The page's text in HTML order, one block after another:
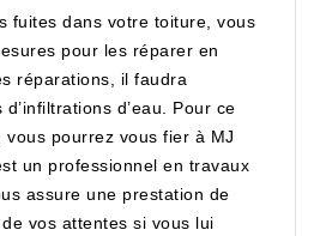
fuites dans votre toiture, vous
pour les réparer en
réparations, il faudra
d’eau. Pour ce
vous pourrez vous fier à MJ
un professionnel en travaux
assure une prestation de
vos attentes si vous lui